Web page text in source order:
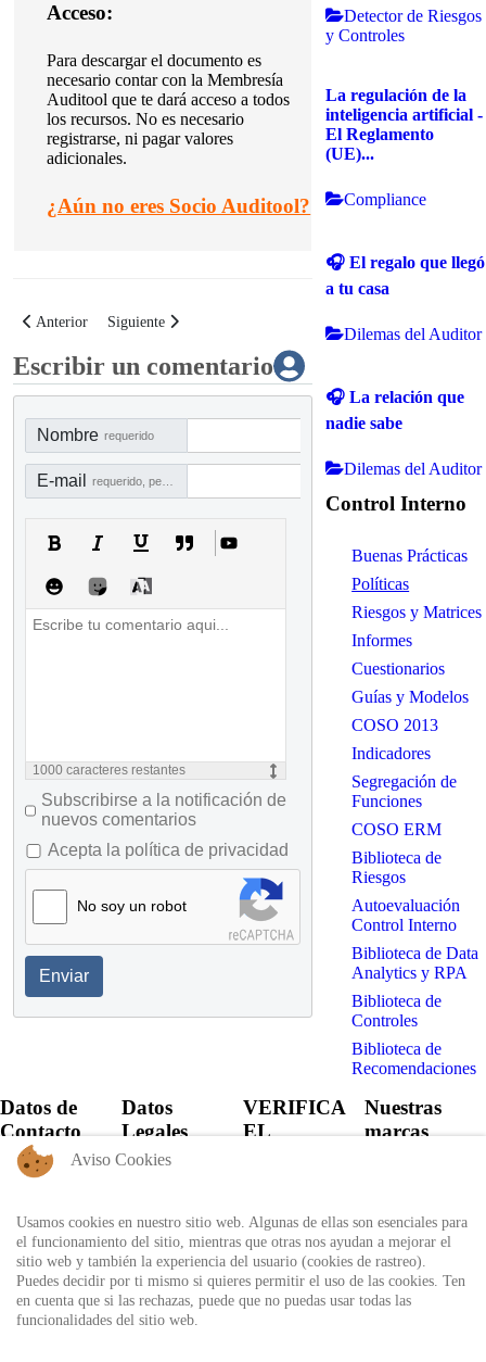
Acceso:
Para descargar el documento es
necesario contar con la Membresía
Auditool que te dará acceso a todos
los recursos. No es necesario
registrarse, ni pagar valores
adicionales.
¿Aún no eres Socio Auditool?
Artículo anterior: Política para la gestión integral de los riesgos
Anterior Artículo siguiente: Herramienta para la optimización de
Siguiente
Escribir un comentario
Nombre requerido
E-mail
1000 caracteres restantes
Subscribirse a la notificación de
nuevos comentarios
Acepta la política de privacidad
No soy un robot
Enviar
Detector de Riesgos
y Controles
La regulación de la
inteligencia artificial -
El Reglamento
(UE)...
Compliance
🎧 El regalo que llegó
a tu casa
Dilemas del Auditor
🎧 La relación que
nadie sabe
Dilemas del Auditor
Control Interno
Buenas Prácticas
Políticas
Riesgos y Matrices
Informes
Cuestionarios
Guías y Modelos
COSO 2013
Indicadores
Segregación de
Funciones
COSO ERM
Biblioteca de
Riesgos
Autoevaluación
Control Interno
Biblioteca de Data
Analytics y RPA
Biblioteca de
Controles
Biblioteca de
Recomendaciones
Datos de
Contacto
+57 60 1
6818530
+57 311
8666327 - 323
6964227
info@auditool.org
Datos
Legales
Política de
Uso
Autorización
de
tratamiento
VERIFICA
EL
certificado
expedido por
Auditool usando
el ID único
Nuestras
marcas
Aviso Cookies
Usamos cookies en nuestro sitio web. Algunas de ellas son esenciales para
el funcionamiento del sitio, mientras que otras nos ayudan a mejorar el
sitio web y también la experiencia del usuario (cookies de rastreo).
Puedes decidir por ti mismo si quieres permitir el uso de las cookies. Ten
en cuenta que si las rechazas, puede que no puedas usar todas las
funcionalidades del sitio web.